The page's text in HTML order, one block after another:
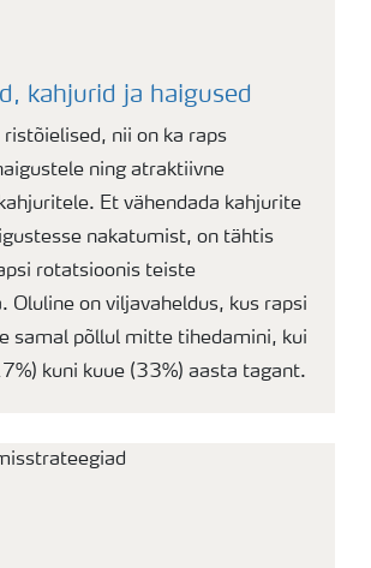
kahjurid ja haigused
ristõielised, nii on ka raps
ning atraktiivne
Et vähendada kahjurite
nakatumist, on tähtis
rotatsioonis teiste
Oluline on viljavaheldus, kus rapsi
samal põllul mitte tihedamini, kui
kuni kuue (33%) aasta tagant.